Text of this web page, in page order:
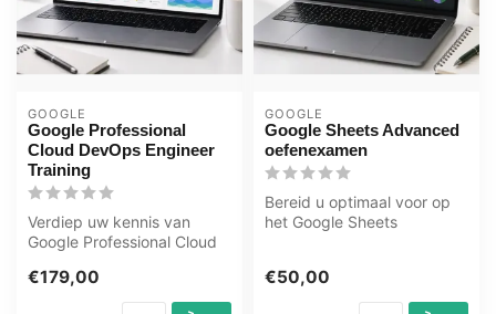
GOOGLE
Google Professional
Cloud DevOps Engineer
Training
Verdiep uw kennis van
Google Professional Cloud
e-learn...
€179,00
GOOGLE
Google Sheets Advanced
oefenexamen
Bereid u optimaal voor op
het Google Sheets
€50,00